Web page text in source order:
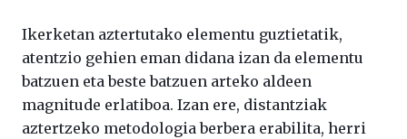
Ikerketan aztertutako elementu guztietatik,
atentzio gehien eman didana izan da elementu
batzuen eta beste batzuen arteko aldeen
magnitude erlatiboa. Izan ere, distantziak
aztertzeko metodologia berbera erabilita, herri